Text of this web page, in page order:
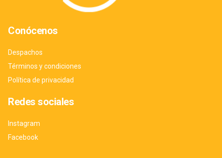
Conócenos
Despachos
Términos y condiciones
Política de privacidad
Redes sociales
Instagram
Facebook